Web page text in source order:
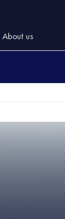
About us